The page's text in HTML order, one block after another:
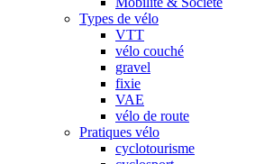
Types de vélo
VTT
vélo couché
gravel
fixie
VAE
vélo de route
Pratiques vélo
cyclotourisme